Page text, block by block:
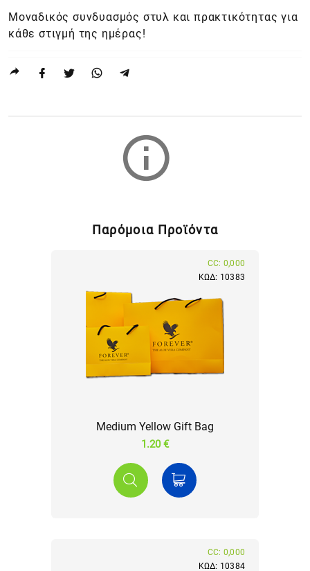
Μοναδικός συνδυασμός στυλ και πρακτικότητας για
κάθε στιγμή της ημέρας!
Παρόμοια Προϊόντα
Medium Yellow Gift Bag
1.20 €
ΚΩΔ: 10383
CC: 0,000
ΚΩΔ: 10384
CC: 0,000